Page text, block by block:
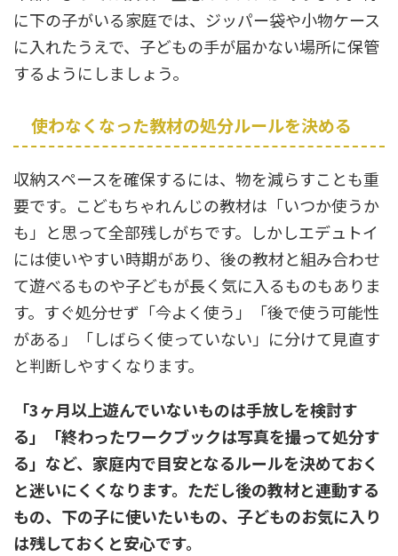
に下の子がいる家庭では、ジッパー袋や小物ケース
に入れたうえで、子どもの手が届かない場所に保管
するようにしましょう。
使わなくなった教材の処分ルールを決める
収納スペースを確保するには、物を減らすことも重
要です。こどもちゃれんじの教材は「いつか使うか
も」と思って全部残しがちです。しかしエデュトイ
には使いやすい時期があり、後の教材と組み合わせ
て遊べるものや子どもが長く気に入るものもありま
す。すぐ処分せず「今よく使う」「後で使う可能性
がある」「しばらく使っていない」に分けて見直す
と判断しやすくなります。
「3ヶ月以上遊んでいないものは手放しを検討す
る」「終わったワークブックは写真を撮って処分す
る」など、家庭内で目安となるルールを決めておく
と迷いにくくなります。ただし後の教材と連動する
もの、下の子に使いたいもの、子どものお気に入り
は残しておくと安心です。